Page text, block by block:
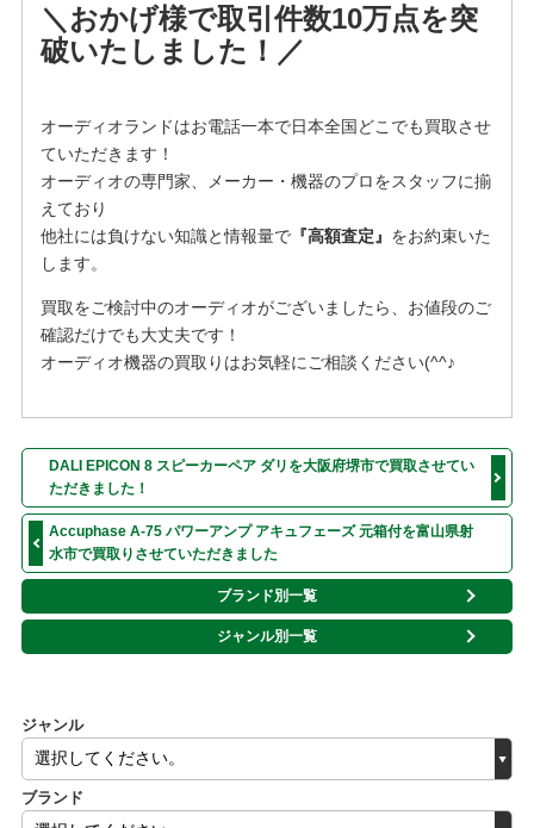
ジャンル
ブランド
＼おかげ様で取引件数10万点を突
破いたしました！／
オーディオランドはお電話一本で日本全国どこでも買取させ
ていただきます！
オーディオの専門家、メーカー・機器のプロをスタッフに揃
えており
他社には負けない知識と情報量で『高額査定』 をお約束いた
します。
買取をご検討中のオーディオがございましたら、お値段のご
確認だけでも大丈夫です！
オーディオ機器の買取りはお気軽にご相談ください(^^♪
DALI EPICON 8 スピーカーペア ダリを大阪府堺市で買取させてい
ただきました！
Accuphase A-75 パワーアンプ アキュフェーズ 元箱付を富山県射
水市で買取りさせていただきました
ブランド別一覧
ジャンル別一覧